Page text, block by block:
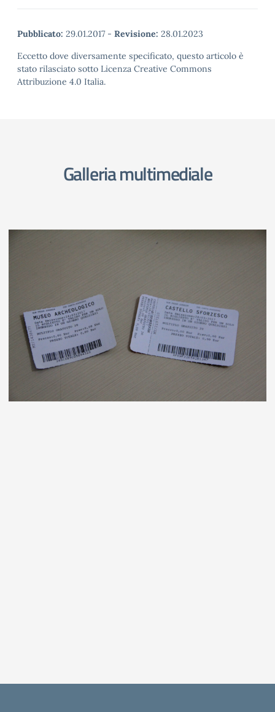
Pubblicato: 29.01.2017 - Revisione: 28.01.2023
Eccetto dove diversamente specificato, questo articolo è
stato rilasciato sotto Licenza Creative Commons
Attribuzione 4.0 Italia.
Galleria multimediale